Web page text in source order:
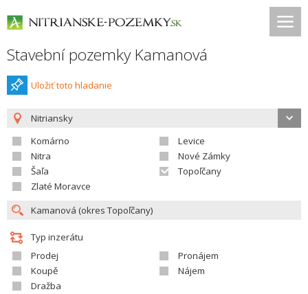
Stavební pozemky Kamanová
Uložiť toto hladanie
Nitriansky
Komárno
Levice
Nitra
Nové Zámky
Šaľa
Topoľčany
Zlaté Moravce
Typ inzerátu
Prodej
Pronájem
Koupě
Nájem
Dražba